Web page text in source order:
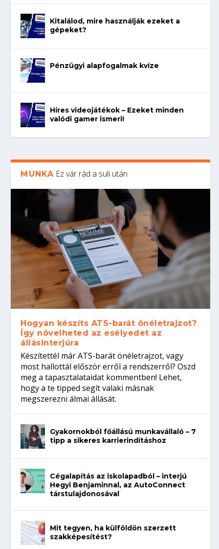
Kitalálod, mire használják ezeket a
gépeket?
Pénzügyi alapfogalmak kvíze
Híres videojátékok – Ezeket minden
valódi gamer ismeri!
MUNKA Ez vár rád a suli után
Hogyan készíts ATS-barát önéletrajzot?
Így növelheted az esélyedet az
állásinterjúra
Készítettél már ATS-barát önéletrajzot, vagy
most hallottál először erről a rendszerről? Oszd
meg a tapasztalataidat kommentben! Lehet,
hogy a te tipped segít valaki másnak
megszerezni álmai állását.
Gyakornokból főállású munkavállaló – 7
tipp a sikeres karrierindításhoz
Cégalapítás az iskolapadból – interjú
Hegyi Benjaminnal, az AutoConnect
társtulajdonosával
Mit tegyen, ha külföldön szerzett
szakképesítést?